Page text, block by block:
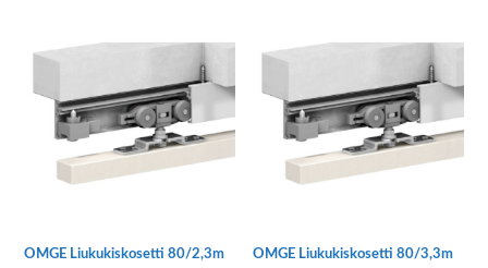
OMGE Liukukiskosetti 80/2,3m OMGE Liukukiskosetti 80/3,3m